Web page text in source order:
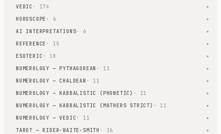
VEDIC · 174 ▾
HOROSCOPE · 6 ▾
AI INTERPRETATIONS· 6 ▾
REFERENCE · 15 ▾
ESOTERIC· 18 ▾
NUMEROLOGY — PYTHAGOREAN · 11 ▾
NUMEROLOGY — CHALDEAN · 11 ▾
NUMEROLOGY — KABBALISTIC (PHONETIC) · 11 ▾
NUMEROLOGY — KABBALISTIC (MATHERS STRICT) · 11 ▾
NUMEROLOGY — VEDIC· 11 ▾
TAROT — RIDER-WAITE-SMITH · 36 ▾